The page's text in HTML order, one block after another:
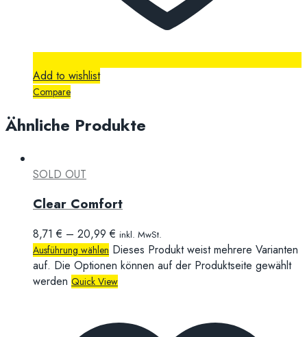
Add to wishlist
Compare
Ähnliche Produkte
SOLD OUT
Clear Comfort
8,71€ – 20,99€ inkl. MwSt.
Ausführung wählen Dieses Produkt weist mehrere Varianten
auf. Die Optionen können auf der Produktseite gewählt
werden Quick View